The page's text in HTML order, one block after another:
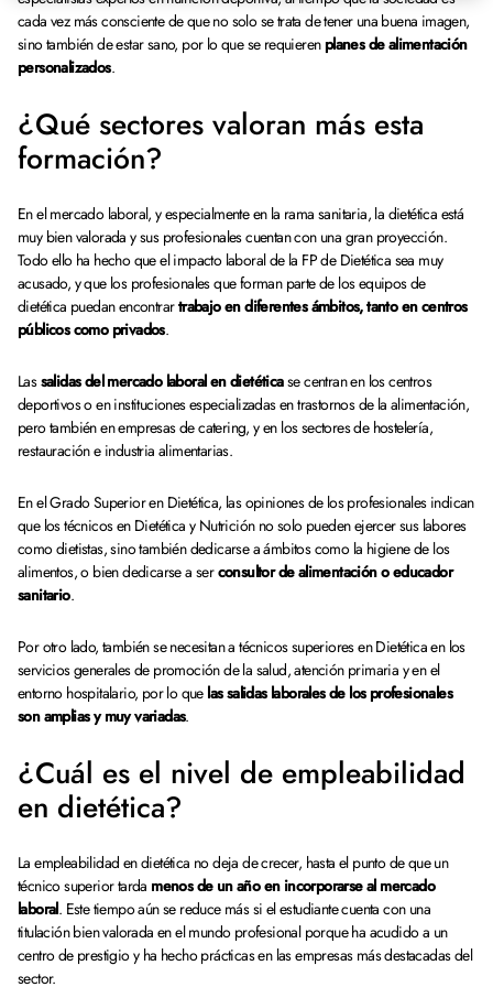
cada vez más consciente de que no solo se trata de tener una buena imagen,
sino también de estar sano, por lo que se requieren planes de alimentación
personalizados.
¿Qué sectores valoran más esta
formación?
En el mercado laboral, y especialmente en la rama sanitaria, la dietética está
muy bien valorada y sus profesionales cuentan con una gran proyección.
Todo ello ha hecho que el impacto laboral de la FP de Dietética sea muy
acusado, y que los profesionales que forman parte de los equipos de
dietética puedan encontrartrabajo en diferentes ámbitos, tanto en centros
públicos como privados.
Lassalidas del mercado laboral en dietéticase centran en los centros
deportivos o en instituciones especializadas en trastornos de la alimentación,
pero también en empresas de catering, y en los sectores de hostelería,
restauración e industria alimentarias.
En el Grado Superior en Dietética, las opiniones de los profesionales indican
que los técnicos en Dietética y Nutrición no solo pueden ejercer sus labores
como dietistas, sino también dedicarse a ámbitos como la higiene de los
alimentos, o bien dedicarse a serconsultor de alimentación o educador
sanitario.
Por otro lado, también se necesitan a técnicos superiores en Dietética en los
servicios generales de promoción de la salud, atención primaria y en el
entorno hospitalario, por lo que las salidas laborales de los profesionales
son amplias y muy variadas.
¿Cuál es el nivel de empleabilidad
en dietética?
La empleabilidad en dietética no deja de crecer, hasta el punto de que un
técnico superior tarda menos de un año en incorporarse al mercado
laboral. Este tiempo aún se reduce más si el estudiante cuenta con una
titulación bien valorada en el mundo profesional porque ha acudido a un
centro de prestigio y ha hecho prácticas en las empresas más destacadas del
sector.